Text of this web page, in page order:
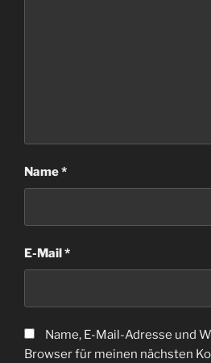
Name*
E-Mail*
Name, E-Mail-Adresse und
Browser für meinen nächsten